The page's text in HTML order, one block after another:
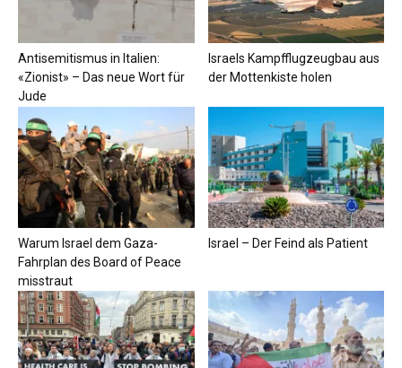
Antisemitismus in Italien:
«Zionist» – Das neue Wort für
Jude
Israels Kampfflugzeugbau aus
der Mottenkiste holen
Warum Israel dem Gaza-
Fahrplan des Board of Peace
misstraut
Israel – Der Feind als Patient